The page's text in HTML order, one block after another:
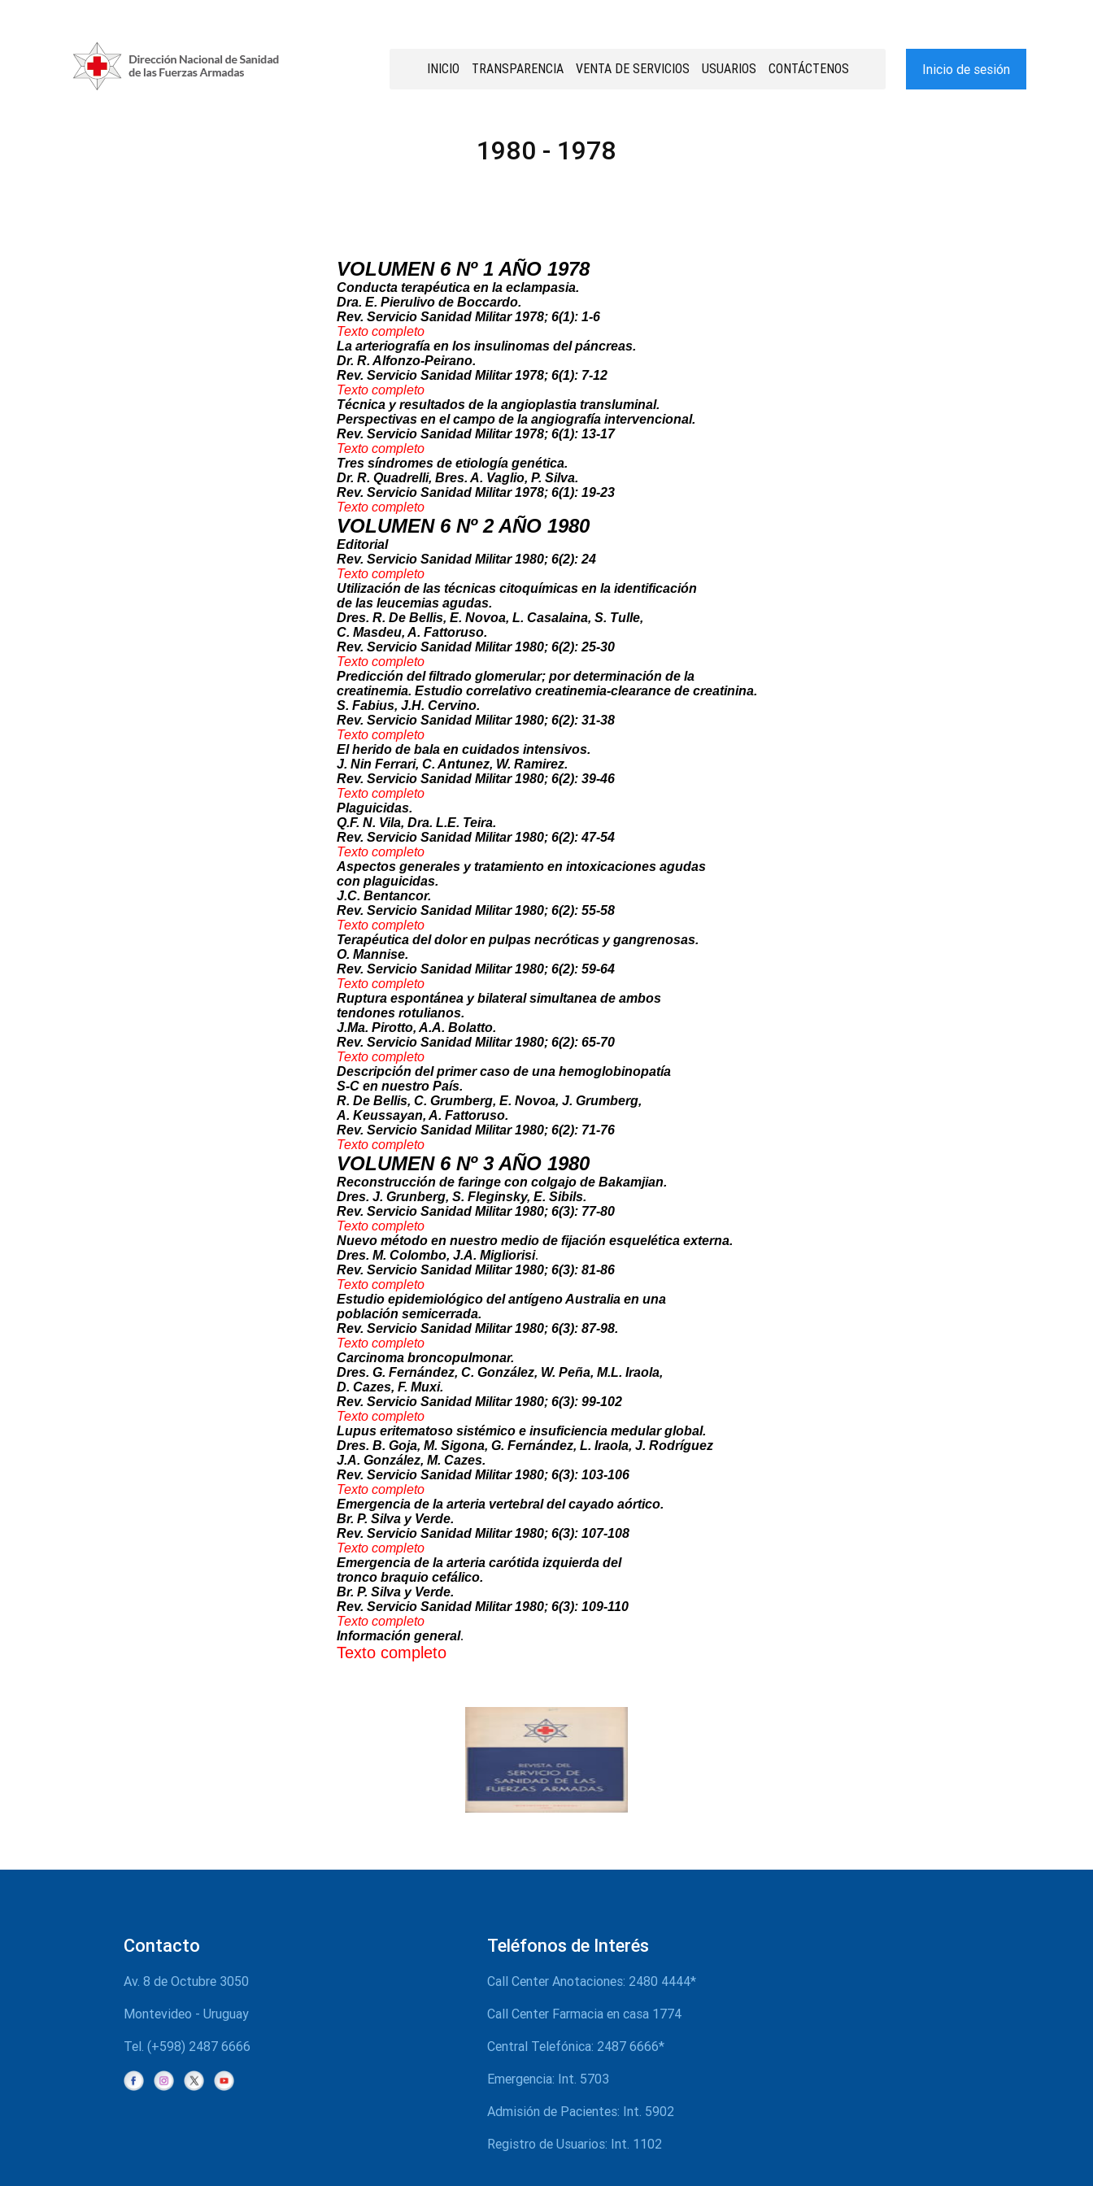
INICIO TRANSPARENCIA VENTA DE SERVICIOS USUARIOS CONTÁCTENOS Inicio de sesión
1980 - 1978
VOLUMEN 6 Nº 1 AÑO 1978
Conducta terapéutica en la eclampasia.
Dra. E. Pierulivo de Boccardo.
Rev. Servicio Sanidad Militar 1978; 6(1): 1-6
Texto completo
La arteriografía en los insulinomas del páncreas.
Dr. R. Alfonzo-Peirano.
Rev. Servicio Sanidad Militar 1978; 6(1): 7-12
Texto completo
Técnica y resultados de la angioplastia transluminal.
Perspectivas en el campo de la angiografía intervencional.
Rev. Servicio Sanidad Militar 1978; 6(1): 13-17
Texto completo
Tres síndromes de etiología genética.
Dr. R. Quadrelli, Bres. A. Vaglio, P. Silva.
Rev. Servicio Sanidad Militar 1978; 6(1): 19-23
Texto completo
VOLUMEN 6 Nº 2 AÑO 1980
Editorial
Rev. Servicio Sanidad Militar 1980; 6(2): 24
Texto completo
Utilización de las técnicas citoquímicas en la identificación
de las leucemias agudas.
Dres. R. De Bellis, E. Novoa, L. Casalaina, S. Tulle,
C. Masdeu, A. Fattoruso.
Rev. Servicio Sanidad Militar 1980; 6(2): 25-30
Texto completo
Predicción del filtrado glomerular; por determinación de la
creatinemia. Estudio correlativo creatinemia-clearance de creatinina.
S. Fabius, J.H. Cervino.
Rev. Servicio Sanidad Militar 1980; 6(2): 31-38
Texto completo
El herido de bala en cuidados intensivos.
J. Nin Ferrari, C. Antunez, W. Ramirez.
Rev. Servicio Sanidad Militar 1980; 6(2): 39-46
Textocompleto
Plaguicidas.
Q.F. N. Vila, Dra. L.E. Teira.
Rev. Servicio Sanidad Militar 1980; 6(2): 47-54
Texto completo
Aspectos generales y tratamiento en intoxicaciones agudas
con plaguicidas.
J.C. Bentancor.
Rev. Servicio Sanidad Militar 1980; 6(2): 55-58
Texto completo
Terapéutica del dolor en pulpas necróticas y gangrenosas.
O. Mannise.
Rev. Servicio Sanidad Militar 1980; 6(2): 59-64
Texto completo
Ruptura espontánea y bilateral simultanea de ambos
tendones rotulianos.
J.Ma. Pirotto, A.A. Bolatto.
Rev. Servicio Sanidad Militar 1980; 6(2): 65-70
Texto completo
Descripción del primer caso de una hemoglobinopatía
S-C en nuestro País.
R. De Bellis, C. Grumberg, E. Novoa, J. Grumberg,
A. Keussayan, A. Fattoruso.
Rev. Servicio Sanidad Militar 1980; 6(2): 71-76
Texto completo
VOLUMEN 6 Nº 3 AÑO 1980
Reconstrucción de faringe con colgajo de Bakamjian.
Dres. J. Grunberg, S. Fleginsky, E. Sibils.
Rev. Servicio Sanidad Militar 1980; 6(3): 77-80
Textocompleto
Nuevo método en nuestro medio de fijación esquelética externa.
Dres. M. Colombo, J.A. Migliorisi.
Rev. Servicio Sanidad Militar 1980; 6(3): 81-86
Texto completo
Estudio epidemiológico del antígeno Australia en una
población semicerrada.
Rev. Servicio Sanidad Militar 1980; 6(3): 87-98.
Texto completo
Carcinoma broncopulmonar.
Dres. G. Fernández, C. González, W. Peña, M.L. Iraola,
D. Cazes, F. Muxi.
Rev. Servicio Sanidad Militar 1980; 6(3): 99-102
Texto completo
Lupus eritematoso sistémico e insuficiencia medular global.
Dres. B. Goja, M. Sigona, G. Fernández, L. Iraola, J. Rodríguez
J.A. González, M. Cazes.
Rev. Servicio Sanidad Militar 1980; 6(3): 103-106
Texto completo
Emergencia de la arteria vertebral del cayado aórtico.
Br. P. Silva y Verde.
Rev. Servicio Sanidad Militar 1980; 6(3): 107-108
Texto completo
Emergencia de la arteria carótida izquierda del
tronco braquio cefálico.
Br. P. Silva y Verde.
Rev. Servicio Sanidad Militar 1980; 6(3): 109-110
Texto completo
Información general.
Texto completo
Contacto
Av. 8 de Octubre 3050
Montevideo - Uruguay
Tel. (+598) 2487 6666
Teléfonos de Interés
Call Center Anotaciones: 2480 4444*
Call Center Farmacia en casa 1774
Central Telefónica: 2487 6666*
Emergencia: Int. 5703
Admisión de Pacientes: Int. 5902
Registro de Usuarios: Int. 1102